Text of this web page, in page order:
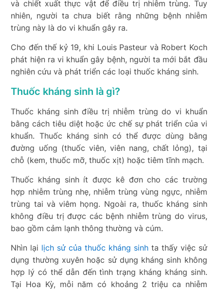
và chiết xuất thực vật để điều trị nhiễm trùng. Tuy
nhiên, người ta chưa biết rằng những bệnh nhiễm
trùng này là do vi khuẩn gây ra.
Cho đến thế kỷ 19, khi Louis Pasteur và Robert Koch
phát hiện ra vi khuẩn gây bệnh, người ta mới bắt đầu
nghiên cứu và phát triển các loại thuốc kháng sinh.
Thuốc kháng sinh là gì?
Thuốc kháng sinh điều trị nhiễm trùng do vi khuẩn
bằng cách tiêu diệt hoặc ức chế sự phát triển của vi
khuẩn. Thuốc kháng sinh có thể được dùng bằng
đường uống (thuốc viên, viên nang, chất lỏng), tại
chỗ (kem, thuốc mỡ, thuốc xịt) hoặc tiêm tĩnh mạch.
Thuốc kháng sinh ít được kê đơn cho các trường
hợp nhiễm trùng nhẹ, nhiễm trùng vùng ngực, nhiễm
trùng tai và viêm họng. Ngoài ra, thuốc kháng sinh
không điều trị được các bệnh nhiễm trùng do virus,
bao gồm cảm lạnh thông thường và cúm.
Nhìn lại lịch sử của thuốc kháng sinhta thấy việc sử
dụng thường xuyên hoặc sử dụng kháng sinh không
hợp lý có thể dẫn đến tình trạng kháng kháng sinh.
Tại Hoa Kỳ, mỗi năm có khoảng 2 triệu ca nhiễm